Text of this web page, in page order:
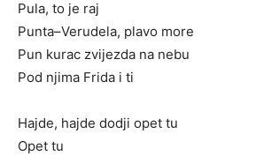
Pula, to je raj
Punta–Verudela, plavo more
Pun kurac zvijezda na nebu
Pod njima Frida i ti
Hajde, hajde dodji opet tu
Opet tu